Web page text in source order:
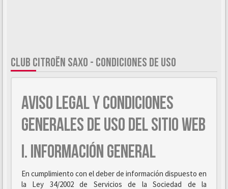
CLUB CITROËN SAXO - CONDICIONES DE USO
AVISO LEGAL Y CONDICIONES
GENERALES DE USO DEL SITIO WEB
I. INFORMACIÓN GENERAL
En cumplimiento con el deber de información dispuesto en
la Ley 34/2002 de Servicios de la Sociedad de la